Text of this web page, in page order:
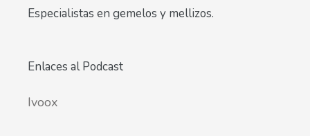
Especialistas en gemelos y mellizos.
Enlaces al Podcast
Ivoox